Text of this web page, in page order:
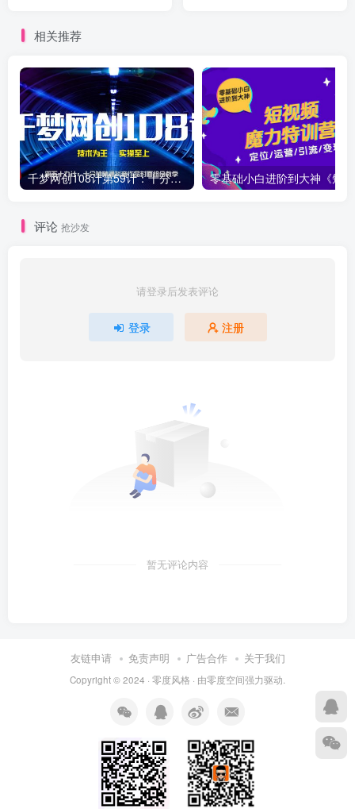
相关推荐
千梦网创108计第59计：十分钟精通抖音作品封面组合教学
评论 抢沙发
请登录后发表评论
登录 注册
暂无评论内容
友链申请 免责声明 广告合作 关于我们
Copyright © 2024 · 零度风格 · 由零度空间强力驱动.